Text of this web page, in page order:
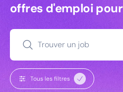
offres d'emploi pour
Trouver un job
Tous les filtres